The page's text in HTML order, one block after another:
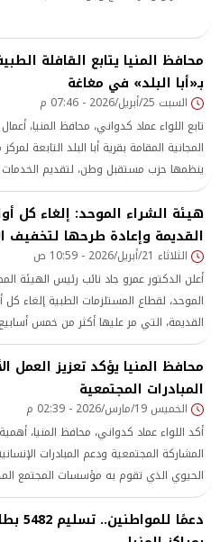
محافظ المنيا يتابع القافلة
بـ«أبا البلد» في مغاغة
السبت 25/أبريل/2026 - 07:46 م
تابع اللواء عماد كدواني، محافظ المنيا،
المجانية المقامة بقرية أبا البلد التابعة
ينظمها حزب مستقبل وطن، لتقديم الخدمات
بالمجان لأهالي القرية والقرى المجاورة،
جهود الدولة للارتقاء بالمنظومة الصحية
إلى المواطنين في القرى والمناطق الأكثر
هيئة الشراء الموحد: إلغاء كل
القديمة وإعادة طرحها لتخفيف
الثلاثاء 21/أبريل/2026 - 10:59 ص
أعلن الدكتور عمرو جاد نائب رئيس الهيئة
الموحد، لقطاع المستلزمات الطبية إلغاء كل
القديمة، التي مر عليها أكثر من خمس
طرحها مرة أخرى
محافظ المنيا يؤكد تعزيز العمل
المبادرات المجتمعية
الخميس 19/مارس/2026 - 02:39 م
أكد اللواء عماد كدواني، محافظ المنيا،
المشاركة المجتمعية ودعم المبادرات
الحيوي الذي تقوم به مؤسسات المجتمع
الأهلية في تخفيف الأعباء عن كاهل
شهر رمضان المبارك.
دعمًا